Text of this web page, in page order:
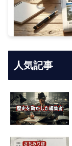
人気記事